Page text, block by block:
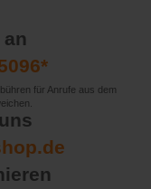
für Anrufe aus dem